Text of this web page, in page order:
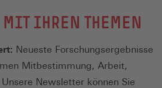
MIT IHREN THEMEN
Neueste Forschungsergebnisse
Mitbestimmung, Arbeit,
Newsletter können Sie